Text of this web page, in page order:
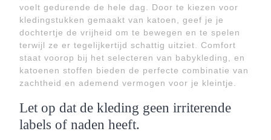
voelt gedurende de hele dag. Door te kiezen voor
kledingstukken gemaakt van katoen, geef je je
dochtertje de vrijheid om te bewegen en te spelen
terwijl ze er tegelijkertijd schattig uitziet. Comfort
staat voorop bij het selecteren van babykleding, en
katoenen stoffen bieden de perfecte combinatie van
zachtheid en ademend vermogen voor je kleintje.
Let op dat de kleding geen irriterende
labels of naden heeft.